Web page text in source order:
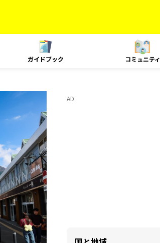
ガイドブック コミュニティ
AD